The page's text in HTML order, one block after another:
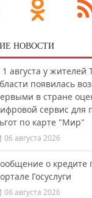
НОВОСТИ
1 августа у жителей
появилась
в стране
сервис для
по карте "Мир"
06 августа 2026
о кредите
Госуслуги
06 августа 2026